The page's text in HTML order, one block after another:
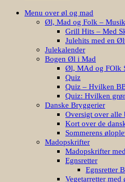
Menu over øl og mad
Øl, Mad og Folk – Musik
Grill Hits – Med
Julehits med en
Julekalender
Bogen Øl i Mad
Øl, MAd og FOlk
Quiz
Quiz – Hvilken
Quiz: Hvilken
Danske Bryggerier
Oversigt over alle
Kort over de
Sommerens
Madopskrifter
Madopskrifter
Egnsretter
Egnsretter
Vegetarretter med